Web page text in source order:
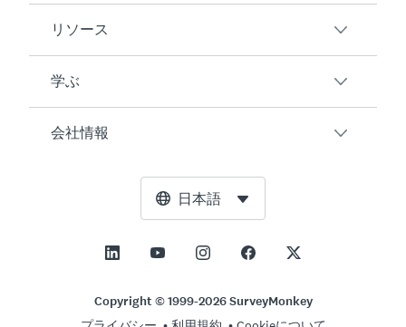
アンケート
AIアンケート生成ツール
オンラインフォーム
マーケットリサーチ
アプリケーション管理
顧客満足度
従業員エンゲージメント
イベントフィードバック
製品テスト
Net Promoter Score（NPS）
すべてのテンプレート
リソース
ユーザーの声
ブログ
サポート
お問い合わせ
学ぶ
アンケート作成方法
NPS計算ツール
許容誤差計算ツール
標本サイズ計算ツール
リッカート尺度
会社情報
リーダーシップチーム
展望と使命
社会的影響とインクルージョン
日本語
Copyright © 1999-2026 SurveyMonkey